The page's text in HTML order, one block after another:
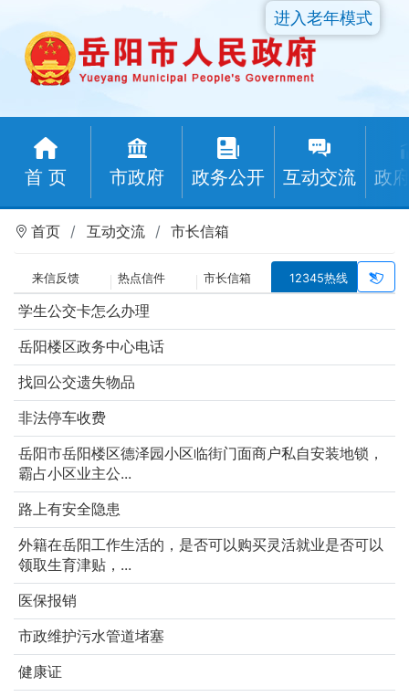
首 页 市政府 政务公开 互动交流 政
进入老年模式
首页 互动交流 市长信箱
来信反馈 热点信件 市长信箱 12345热线
学生公交卡怎么办理
岳阳楼区政务中心电话
找回公交遗失物品
非法停车收费
岳阳市岳阳楼区德泽园小区临街门面商户私自安装地锁，
霸占小区业主公...
路上有安全隐患
外籍在岳阳工作生活的，是否可以购买灵活就业是否可以
领取生育津贴，...
医保报销
市政维护污水管道堵塞
健康证